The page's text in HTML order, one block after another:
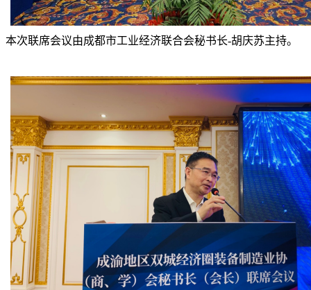
本次联席会议由成都市工业经济联合会秘书长-胡庆苏主持。